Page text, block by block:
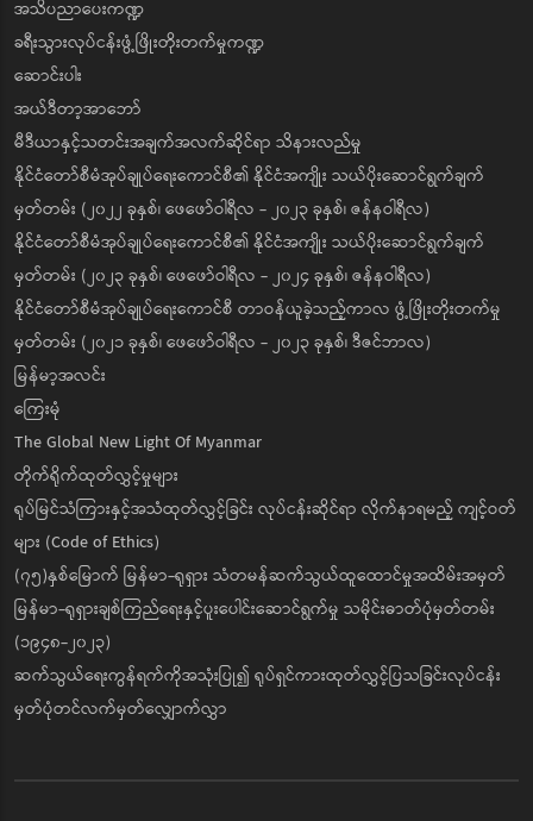
အသိပညာပေးကဏ္ဍ
ခရီးသွားလုပ်ငန်းဖွံ့ဖြိုးတိုးတက်မှုကဏ္ဍ
ဆောင်းပါး
အယ်ဒီတာ့အာဘော်
မီဒီယာနှင့်သတင်းအချက်အလက်ဆိုင်ရာ သိနားလည်မှု
နိုင်ငံတော်စီမံအုပ်ချုပ်ရေးကောင်စီ၏ နိုင်ငံအကျိုး သယ်ပိုးဆောင်ရွက်ချက်
မှတ်တမ်း (၂၀၂၂ ခုနှစ်၊ ဖေဖော်ဝါရီလ - ၂၀၂၃ ခုနှစ်၊ ဇန်နဝါရီလ)
နိုင်ငံတော်စီမံအုပ်ချုပ်ရေးကောင်စီ၏ နိုင်ငံအကျိုး သယ်ပိုးဆောင်ရွက်ချက်
မှတ်တမ်း (၂၀၂၃ ခုနှစ်၊ ဖေဖော်ဝါရီလ - ၂၀၂၄ ခုနှစ်၊ ဇန်နဝါရီလ)
နိုင်ငံတော်စီမံအုပ်ချုပ်ရေးကောင်စီ တာဝန်ယူခဲ့သည့်ကာလ ဖွံ့ဖြိုးတိုးတက်မှု
မှတ်တမ်း (၂၀၂၁ ခုနှစ်၊ ဖေဖော်ဝါရီလ - ၂၀၂၃ ခုနှစ်၊ ဒီဇင်ဘာလ)
မြန်မာ့အလင်း
ကြေးမုံ
The Global New Light Of Myanmar
တိုက်ရိုက်ထုတ်လွှင့်မှုများ
ရုပ်မြင်သံကြားနှင့်အသံထုတ်လွှင့်ခြင်း လုပ်ငန်းဆိုင်ရာ လိုက်နာရမည့် ကျင့်ဝတ်
များ (Code of Ethics)
(၇၅)နှစ်မြောက် မြန်မာ-ရုရှား သံတမန်ဆက်သွယ်ထူထောင်မှုအထိမ်းအမှတ်
မြန်မာ-ရုရှားချစ်ကြည်ရေးနှင့်ပူးပေါင်းဆောင်ရွက်မှု သမိုင်းဓာတ်ပုံမှတ်တမ်း
(၁၉၄၈-၂၀၂၃)
ဆက်သွယ်ရေးကွန်ရက်ကိုအသုံးပြု၍ ရုပ်ရှင်ကားထုတ်လွှင့်ပြသခြင်းလုပ်ငန်း
မှတ်ပုံတင်လက်မှတ်လျှောက်လွှာ